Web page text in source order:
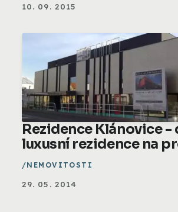
10. 09. 2015
Rezidence Klánovice -
luxusní rezidence na
NEMOVITOSTI
29. 05. 2014